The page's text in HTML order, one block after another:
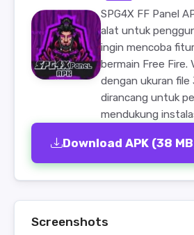
SPG4X FF Panel
alat untuk
ingin mencoba
bermain Free Fire.
dengan ukuran file
dirancang untuk
mendukung
Download APK (38
Screenshots